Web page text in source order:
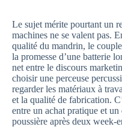
Le sujet mérite pourtant un
machines ne se valent pas.
qualité du mandrin, le
la promesse d’une batterie
net entre le discours
choisir une perceuse
regarder les matériaux à
et la qualité de fabrication.
entre un achat pratique et
poussière après deux week-